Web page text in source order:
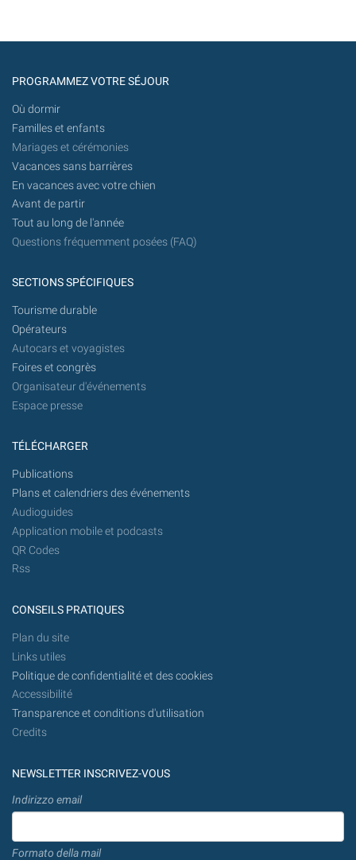
PROGRAMMEZ VOTRE SÉJOUR
Où dormir
Familles et enfants
Mariages et cérémonies
Vacances sans barrières
En vacances avec votre chien
Avant de partir
Tout au long de l'année
Questions fréquemment posées (FAQ)
SECTIONS SPÉCIFIQUES
Tourisme durable
Opérateurs
Autocars et voyagistes
Foires et congrès
Organisateur d'événements
Espace presse
TÉLÉCHARGER
Publications
Plans et calendriers des événements
Audioguides
Application mobile et podcasts
QR Codes
Rss
CONSEILS PRATIQUES
Plan du site
Links utiles
Politique de confidentialité et des cookies
Accessibilité
Transparence et conditions d'utilisation
Credits
NEWSLETTER INSCRIVEZ-VOUS
Indirizzo email
Formato della mail